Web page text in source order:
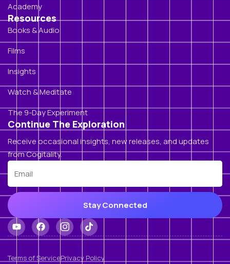
Academy
Resources
Books & Audio
Films
Insights
Watch & Meditate
The 9-Day Experiment
Continue The Exploration
Receive occasional insights, new releases, and updates
from Cogitality.
Stay Connected
Terms of ServicePrivacy Policy